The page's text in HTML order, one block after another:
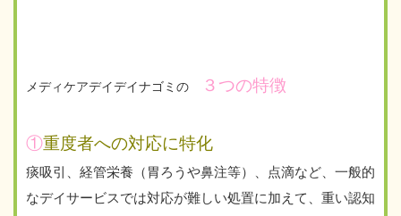
メディケアデイデイナゴミの ３つの特徴
①重度者への対応に特化
痰吸引、経管栄養（胃ろうや鼻注等）、点滴など、一般的
なデイサービスでは対応が難しい処置に加えて、重い認知